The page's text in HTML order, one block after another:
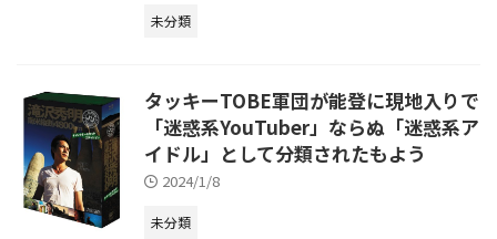
未分類
タッキーTOBE軍団が能登に現地入りで
「迷惑系YouTuber」ならぬ「迷惑系ア
イドル」として分類されたもよう
2024/1/8
未分類